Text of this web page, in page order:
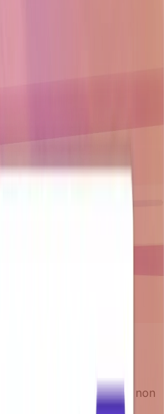
messaggi
retention per utenti che non
core. Un approccio